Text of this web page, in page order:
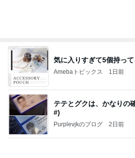
気に入りすぎて5個持っ
Amebaトピックス 1日前
テテとグクは、かなりの
#)
Purplevjkのブログ 2日前